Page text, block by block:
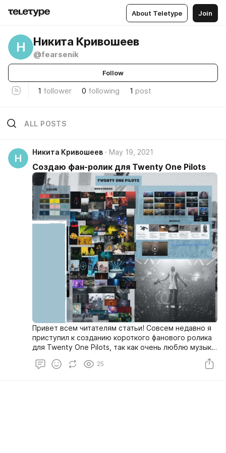
About Teletype Join
Н Никита Кривошеев
@fearsenik
Follow
1 follower 0 following 1 post
ALL POSTS
Н
Никита Кривошеев May 19, 2021
Создаю фан-ролик для Twenty One Pilots
Привет всем читателям статьи! Совсем недавно я
приступил к созданию короткого фанового ролика
для Twenty One Pilots, так как очень люблю музыку
подобных роликов в фан- сообществах группы не
25